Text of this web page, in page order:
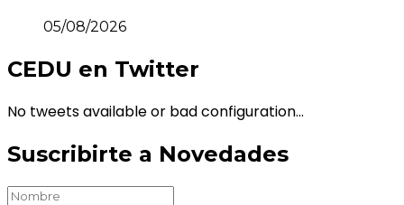
05/08/2026
CEDU en Twitter
No tweets available or bad configuration...
Suscribirte a Novedades